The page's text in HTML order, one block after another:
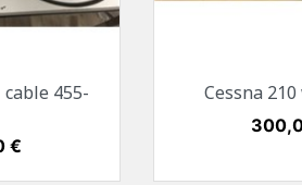
455-
€
Cessna
Preis